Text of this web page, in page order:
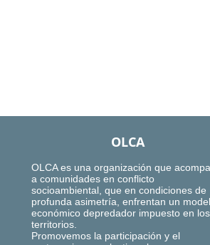
OLCA
OLCA es una organización que
a comunidades en conflicto
socioambiental, que en condiciones de
profunda asimetría, enfrentan un
económico depredador impuesto en los
territorios.
Promovemos la participación y el